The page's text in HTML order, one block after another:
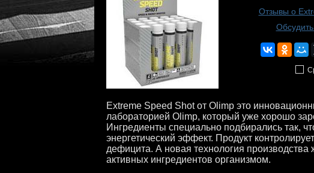
Отзывы о
Extreme Speed Shot от Olimp это
лабораторией Olimp, который уже хорошо
Ингредиенты специально подбирались так,
энергетический эффект. Продукт
дефицита. А новая технология производства
активных ингредиентов организмом.